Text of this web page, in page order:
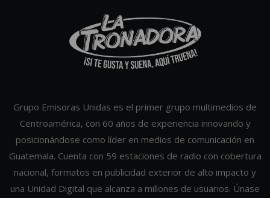
Grupo Emisoras Unidas es el primer grupo multimedios de
Centroamérica, con 60 años de experiencia innovando y
posicionándose como líder en medios de comunicación en
Guatemala. Cuenta con 59 estaciones de radio con cobertura
nacional, formatos en publicidad exterior de alto impacto y
una Unidad Digital que alcanza a millones de usuarios. Únase